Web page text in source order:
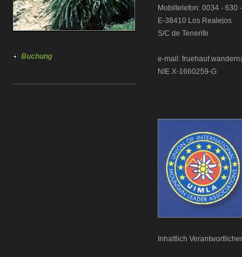
Buchung
Mobiltelefon: 0034 - 630
E-38410 Los Realejos
S/C de Tenerife
e-mail:
NIE X-1660259-G
Inhaltlich